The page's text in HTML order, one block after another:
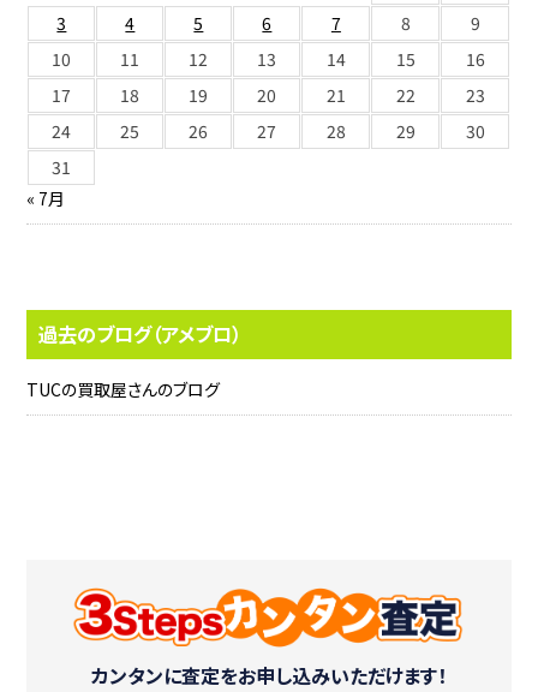
3
4 5 6 7 8
9
10
11 12 13 14 15
16
17
18 19 20 21 22
23
24
25 26 27 28 29
30
31
« 7月
過去のブログ（アメブロ）
TUCの買取屋さんのブログ
カンタンに査定をお申し込みいただけます！